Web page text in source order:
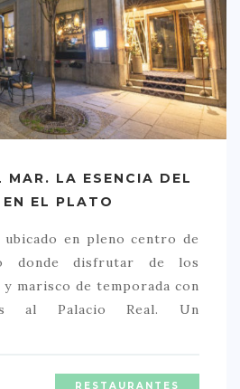
MAR. LA ESENCIA DEL
EN EL PLATO
en pleno centro de
donde disfrutar de los
y marisco de temporada con
al Palacio Real. Un
RESTAURANTES